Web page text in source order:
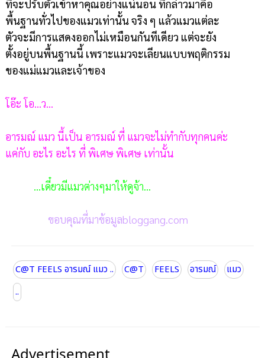
ที่จะปรับตัวเข้าหาคุณอย่างแน่นอน ที่กล่าวมาคือ
พื้นฐานทั่วไปของแมวเท่านั้น จริง ๆ แล้วแมวแต่ละ
ตัวจะมีการแสดงออกไม่เหมือนกันทีเดียว แต่จะยัง
ตั้งอยู่บนพื้นฐานนี้ เพราะแมวจะเลียนแบบพฤติกรรม
ของแม่แมวและเจ้าของ
โอ๊ะ โอ...ว...
อารมณ์ แมว นี้เป็น อารมณ์ ที่ แมวจะไม่ทำกับทุกคนค่ะ
แค่กับ อะไร อะไร ที่ พิเศษ พิเศษ เท่านั้น
...เดี๋ยวมีแมวต่างๆมาให้ดูจ้า...
ขอบคุณที่มาข้อมูลbloggang.com
C@T FEELS อารมณ์ แมว .. C@T FEELS อารมณ์
แมว
..
Advertisement